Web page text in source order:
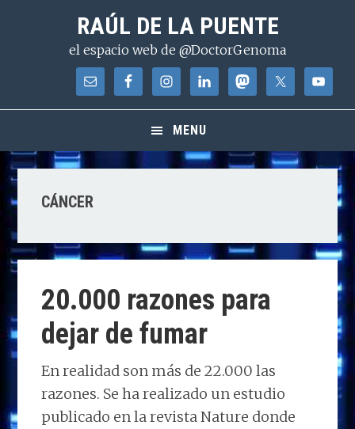
contenido
RAÚL DE LA PUENTE
el espacio web de @DoctorGenoma
MENU
CÁNCER
20.000 razones para
dejar de fumar
En realidad son más de 22.000 las
razones. Se ha realizado un estudio
publicado en la revista Nature donde